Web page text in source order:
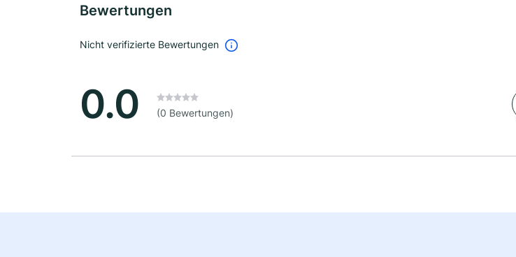
Bewertungen
Nicht verifizierte Bewertungen
0.0 (0 Bewertungen)